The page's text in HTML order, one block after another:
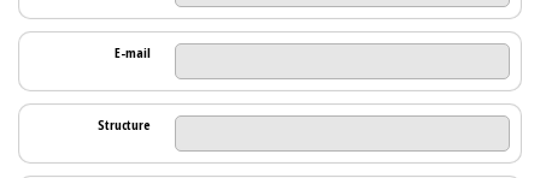
E-mail
Structure